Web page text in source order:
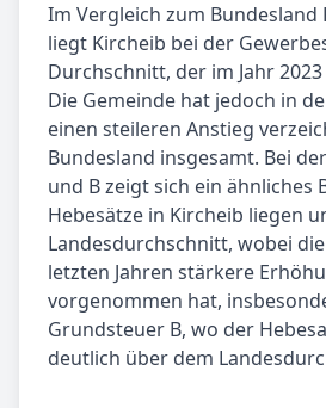
Im Vergleich zum Bundesland
liegt Kircheib bei der
Durchschnitt, der im Jahr
Die Gemeinde hat jedoch in
einen steileren Anstieg
Bundesland insgesamt. Bei
und B zeigt sich ein ähnliches
Hebesätze in Kircheib liegen
Landesdurchschnitt, wobei
letzten Jahren stärkere
vorgenommen hat,
Grundsteuer B, wo der
deutlich über dem